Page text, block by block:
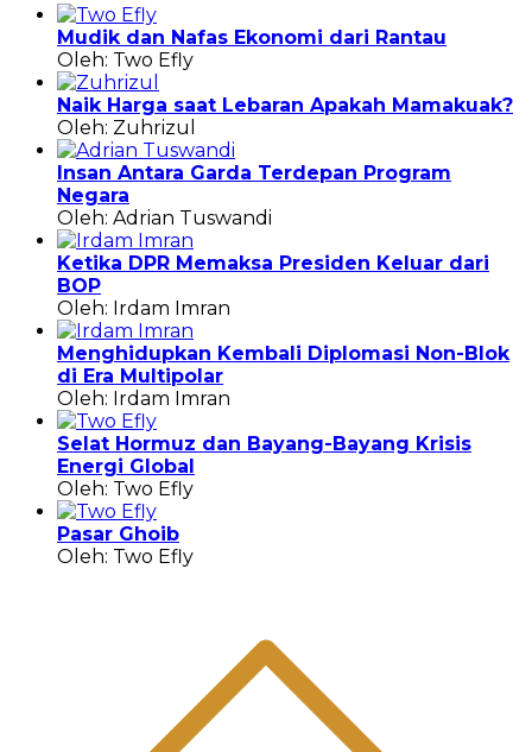
Mudik dan Nafas Ekonomi dari Rantau
Oleh: Two Efly
Naik Harga saat Lebaran Apakah Mamakuak?
Oleh: Zuhrizul
Insan Antara Garda Terdepan Program
Negara
Oleh: Adrian Tuswandi
Ketika DPR Memaksa Presiden Keluar dari
BOP
Oleh: Irdam Imran
Menghidupkan Kembali Diplomasi Non-Blok
di Era Multipolar
Oleh: Irdam Imran
Selat Hormuz dan Bayang-Bayang Krisis
Energi Global
Oleh: Two Efly
Pasar Ghoib
Oleh: Two Efly